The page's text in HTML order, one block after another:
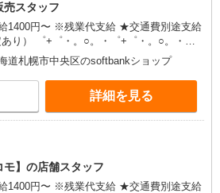
売スタッフ
1400円〜 ※残業代支給 ★交通費別途支給
○。・゜+゜・。○。・゜
い金10万円支給(規定有) お友達を紹介
ンセンティブ支給(規定有) ★月2回払
い可能（規程有）★ ゜・。○。・゜
○。・゜+゜
道札幌市中央区のsoftbankショップ
詳細を見る
モ】の店舗スタッフ
1400円〜 ※残業代支給 ★交通費別途支給